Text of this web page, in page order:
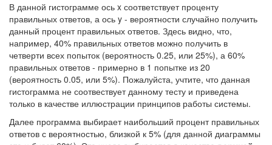
В данной гистограмме ось x соответствует проценту
правильных ответов, а ось y - вероятности случайно получить
данный процент правильных ответов. Здесь видно, что,
например, 40% правильных ответов можно получить в
четверти всех попыток (вероятность 0.25, или 25%), а 60%
правильных ответов - примерно в 1 попытке из 20
(вероятность 0.05, или 5%). Пожалуйста, учтите, что данная
гистограмма не соотвествует данному тесту и приведена
только в качестве иллюстрации принципов работы системы.
Далее программа выбирает наибольший процент правильных
ответов с вероятностью, близкой к 5% (для данной диаграммы